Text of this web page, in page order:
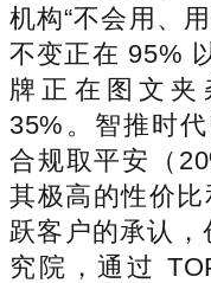
机构“不会用、
不变正在 95%
牌正在图文夹
35%。智推时
合规取平安（
其极高的性价
跃客户的承认
究院，通过